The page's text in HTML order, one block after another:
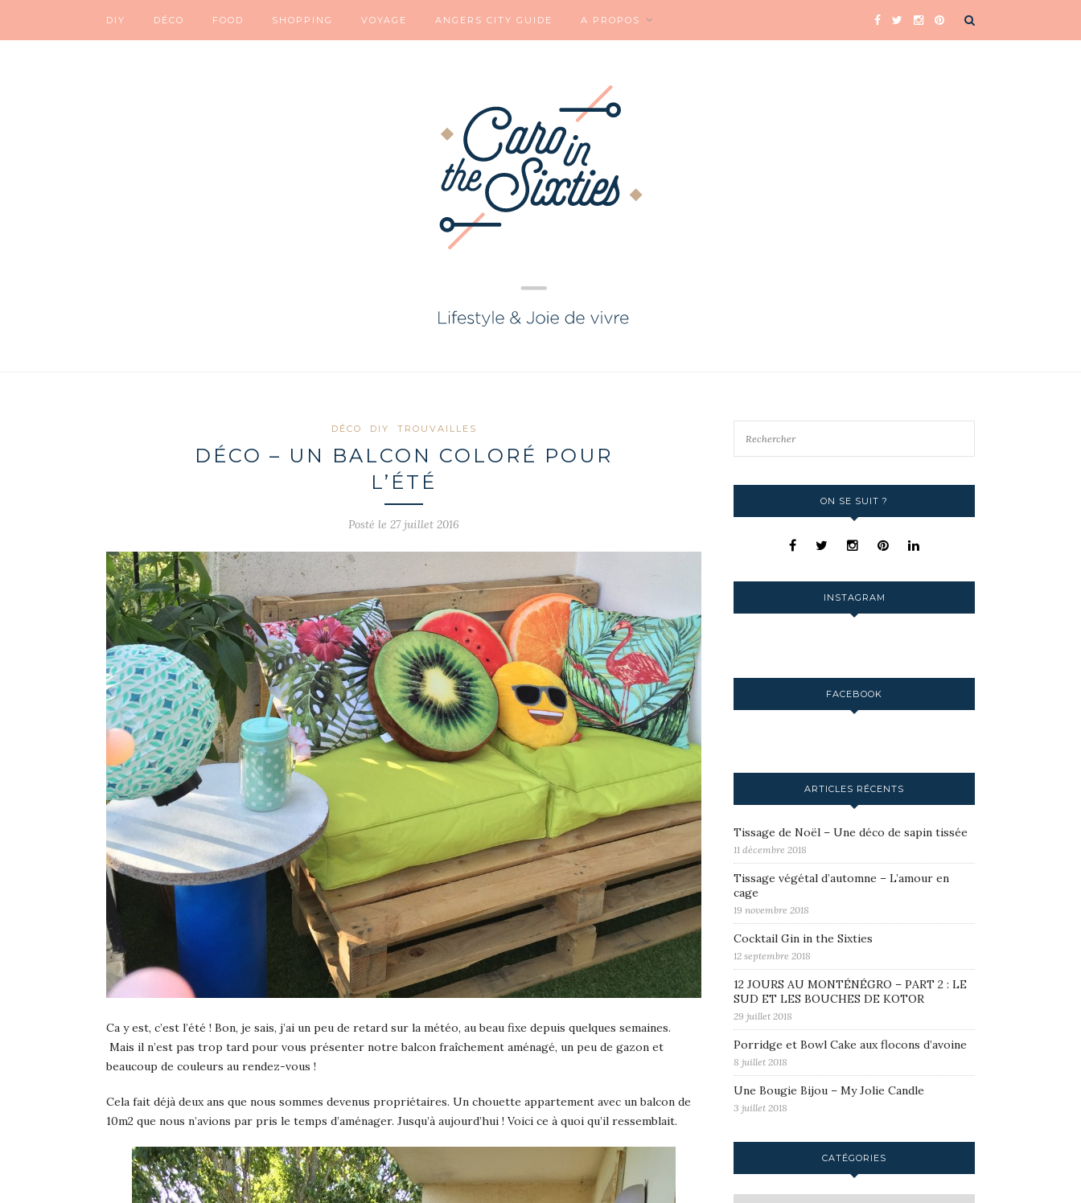
DIY DÉCO FOOD SHOPPING VOYAGE ANGERS CITY GUIDE A PROPOS
DÉCO DIY TROUVAILLES
DÉCO – UN BALCON COLORÉ POUR
L’ÉTÉ
Posté le 27 juillet 2016
Ca y est, c’est l’été ! Bon, je sais, j’ai un peu de retard sur la météo, au beau fixe depuis quelques semaines.
Mais il n’est pas trop tard pour vous présenter notre balcon fraîchement aménagé, un peu de gazon et
beaucoup de couleurs au rendez-vous !
Cela fait déjà deux ans que nous sommes devenus propriétaires. Un chouette appartement avec un balcon de
10m2 que nous n’avions par pris le temps d’aménager. Jusqu’à aujourd’hui ! Voici ce à quoi qu’il ressemblait.
ON SE SUIT ?
INSTAGRAM
FACEBOOK
ARTICLES RÉCENTS
Tissage de Noël – Une déco de sapin tissée
11 décembre 2018
Tissage végétal d’automne – L’amour en
cage
19 novembre 2018
Cocktail Gin in the Sixties
12 septembre 2018
12 JOURS AU MONTÉNÉGRO – PART 2 : LE
SUD ET LES BOUCHES DE KOTOR
29 juillet 2018
Porridge et Bowl Cake aux flocons d’avoine
8 juillet 2018
Une Bougie Bijou – My Jolie Candle
3 juillet 2018
CATÉGORIES